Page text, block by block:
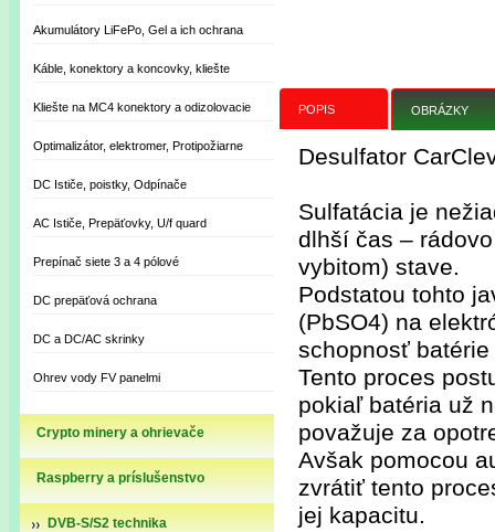
Akumulátory LiFePo, Gel a ich ochrana
Káble, konektory a koncovky, kliešte
Kliešte na MC4 konektory a odizolovacie
Optimalizátor, elektromer, Protipožiarne
DC Ističe, poistky, Odpínače
AC Ističe, Prepäťovky, U/f quard
Prepínač siete 3 a 4 pólové
DC prepäťová ochrana
DC a DC/AC skrinky
Ohrev vody FV panelmi
Crypto minery a ohrievače
Raspberry a príslušenstvo
DVB-S/S2 technika
POPIS OBRÁZKY
Desulfator
Sulfatácia je
dlhší čas –
vybitom) stave.
Podstatou tohto
(PbSO4) na
schopnosť
Tento proces
pokiaľ batéria už
považuje za
Avšak pomocou
zvrátiť tento
jej kapacitu.